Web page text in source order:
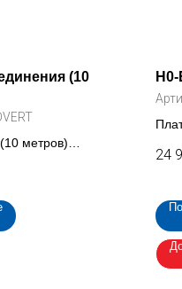
(10
метров)
24